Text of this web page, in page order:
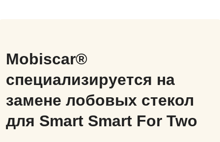
Mobiscar®
специализируется на
замене лобовых стекол
для Smart Smart For Two